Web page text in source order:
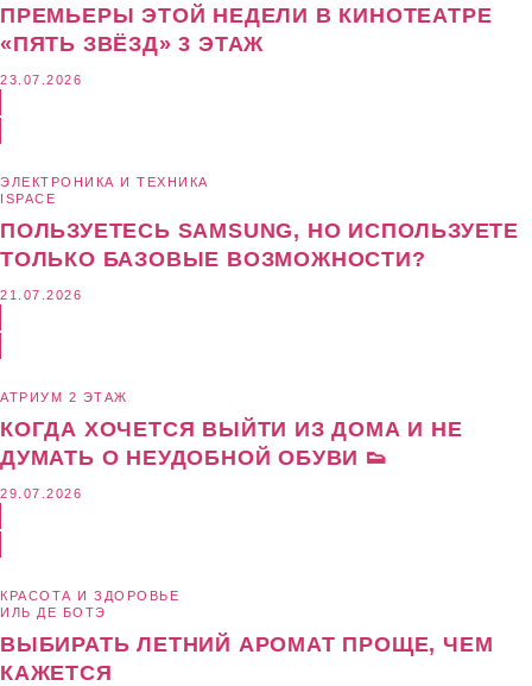
ПРЕМЬЕРЫ ЭТОЙ НЕДЕЛИ В КИНОТЕАТРЕ
«ПЯТЬ ЗВЁЗД» 3 ЭТАЖ
23.07.2026
ЭЛЕКТРОНИКА И ТЕХНИКА
ISPACE
ПОЛЬЗУЕТЕСЬ SAMSUNG, НО ИСПОЛЬЗУЕТЕ
ТОЛЬКО БАЗОВЫЕ ВОЗМОЖНОСТИ?
21.07.2026
АТРИУМ 2 ЭТАЖ
КОГДА ХОЧЕТСЯ ВЫЙТИ ИЗ ДОМА И НЕ
ДУМАТЬ О НЕУДОБНОЙ ОБУВИ 👟
29.07.2026
КРАСОТА И ЗДОРОВЬЕ
ИЛЬ ДЕ БОТЭ
ВЫБИРАТЬ ЛЕТНИЙ АРОМАТ ПРОЩЕ, ЧЕМ
КАЖЕТСЯ